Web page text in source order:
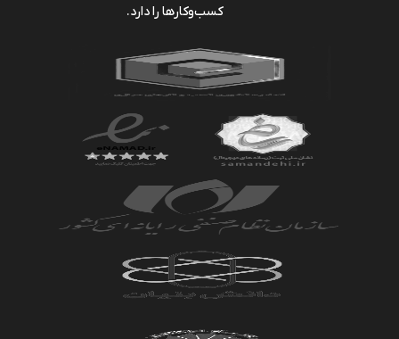
کسب‌وکارها را دارد.